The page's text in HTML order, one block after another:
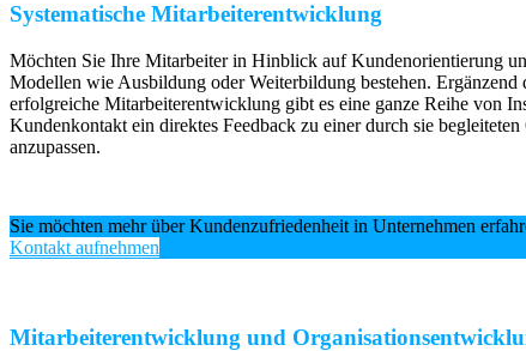
Systematische Mitarbeiterentwicklung
Möchten Sie Ihre Mitarbeiter in Hinblick auf Kundenorientierung
Modellen wie Ausbildung oder Weiterbildung bestehen.
erfolgreiche Mitarbeiterentwicklung gibt es eine ganze Reihe von
Kundenkontakt ein direktes Feedback zu einer durch sie
anzupassen.
Sie möchten mehr über Kundenzufriedenheit in Unternehmen
Kontakt aufnehmen
Mitarbeiterentwicklung und